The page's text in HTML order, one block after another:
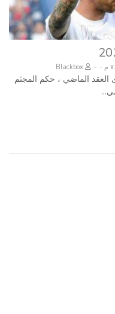
-
العالم 2021 على مدى العقد الماضي ، حكم المجثم